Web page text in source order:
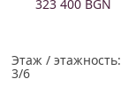
323 400 BGN
Этаж / этажность:
3/6